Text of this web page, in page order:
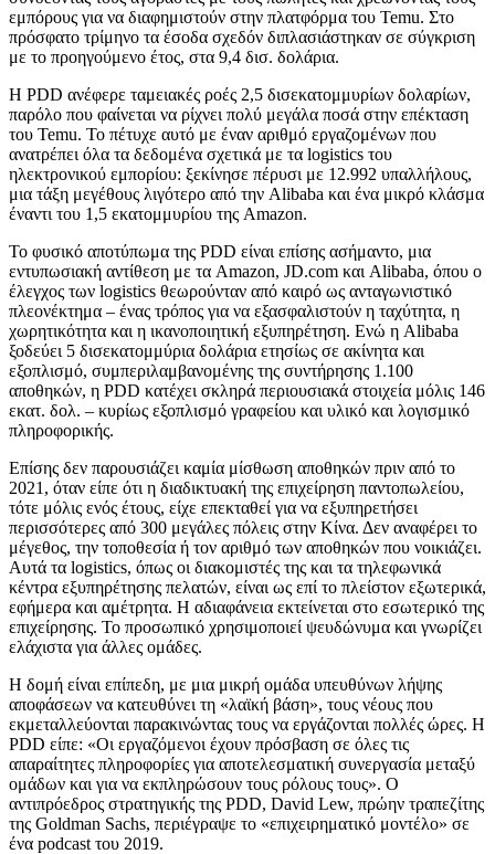
εμπόρους για να διαφημιστούν στην πλατφόρμα του Temu. Στο
πρόσφατο τρίμηνο τα έσοδα σχεδόν διπλασιάστηκαν σε σύγκριση
με το προηγούμενο έτος, στα 9,4 δισ. δολάρια.
H PDD ανέφερε ταμειακές ροές 2,5 δισεκατομμυρίων δολαρίων,
παρόλο που φαίνεται να ρίχνει πολύ μεγάλα ποσά στην επέκταση
του Temu. Το πέτυχε αυτό με έναν αριθμό εργαζομένων που
ανατρέπει όλα τα δεδομένα σχετικά με τα logistics του
ηλεκτρονικού εμπορίου: ξεκίνησε πέρυσι με 12.992 υπαλλήλους,
μια τάξη μεγέθους λιγότερο από την Alibaba και ένα μικρό κλάσμα
έναντι του 1,5 εκατομμυρίου της Amazon.
Το φυσικό αποτύπωμα της PDD είναι επίσης ασήμαντο, μια
εντυπωσιακή αντίθεση με τα Amazon, JD.com και Alibaba, όπου ο
έλεγχος των logistics θεωρούνταν από καιρό ως ανταγωνιστικό
πλεονέκτημα – ένας τρόπος για να εξασφαλιστούν η ταχύτητα, η
χωρητικότητα και η ικανοποιητική εξυπηρέτηση. Ενώ η Alibaba
ξοδεύει 5 δισεκατομμύρια δολάρια ετησίως σε ακίνητα και
εξοπλισμό, συμπεριλαμβανομένης της συντήρησης 1.100
αποθηκών, η PDD κατέχει σκληρά περιουσιακά στοιχεία μόλις 146
εκατ. δολ. – κυρίως εξοπλισμό γραφείου και υλικό και λογισμικό
πληροφορικής.
Επίσης δεν παρουσιάζει καμία μίσθωση αποθηκών πριν από το
2021, όταν είπε ότι η διαδικτυακή της επιχείρηση παντοπωλείου,
τότε μόλις ενός έτους, είχε επεκταθεί για να εξυπηρετήσει
περισσότερες από 300 μεγάλες πόλεις στην Κίνα. Δεν αναφέρει το
μέγεθος, την τοποθεσία ή τον αριθμό των αποθηκών που νοικιάζει.
Αυτά τα logistics, όπως οι διακομιστές της και τα τηλεφωνικά
κέντρα εξυπηρέτησης πελατών, είναι ως επί το πλείστον εξωτερικά,
εφήμερα και αμέτρητα. Η αδιαφάνεια εκτείνεται στο εσωτερικό της
επιχείρησης. Το προσωπικό χρησιμοποιεί ψευδώνυμα και γνωρίζει
ελάχιστα για άλλες ομάδες.
Η δομή είναι επίπεδη, με μια μικρή ομάδα υπευθύνων λήψης
αποφάσεων να κατευθύνει τη «λαϊκή βάση», τους νέους που
εκμεταλλεύονται παρακινώντας τους να εργάζονται πολλές ώρες. Η
PDD είπε: «Οι εργαζόμενοι έχουν πρόσβαση σε όλες τις
απαραίτητες πληροφορίες για αποτελεσματική συνεργασία μεταξύ
ομάδων και για να εκπληρώσουν τους ρόλους τους». Ο
αντιπρόεδρος στρατηγικής της PDD, David Lew, πρώην τραπεζίτης
της Goldman Sachs, περιέγραψε το «επιχειρηματικό μοντέλο» σε
ένα podcast του 2019.